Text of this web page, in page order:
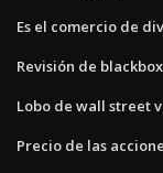
Es el comercio de
Revisión de
Lobo de wall street
Precio de las